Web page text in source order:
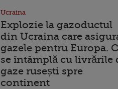
Ucraina
Explozie la gazoductul
din Ucraina care
gazele pentru Europa.
se întâmplă cu livrările
gaze rusești spre
continent